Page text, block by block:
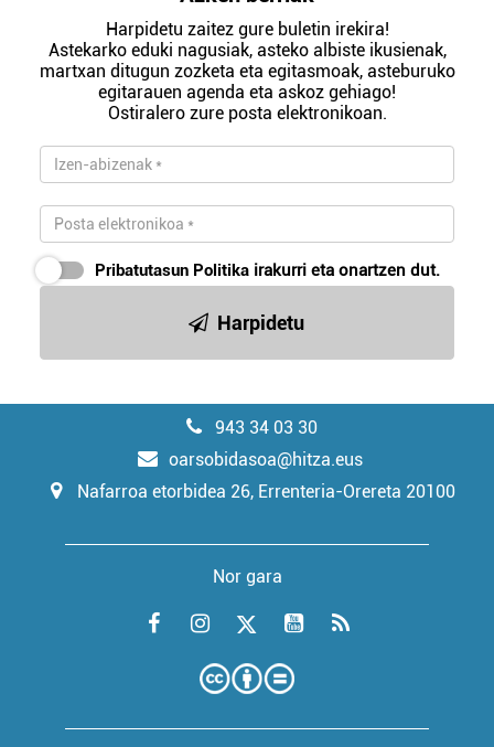
Harpidetu zaitez gure buletin irekira!
Astekarko eduki nagusiak, asteko albiste ikusienak,
martxan ditugun zozketa eta egitasmoak, asteburuko
egitarauen agenda eta askoz gehiago!
Ostiralero zure posta elektronikoan.
Pribatutasun Politika irakurri eta onartzen dut.
Harpidetu
943 34 03 30
oarsobidasoa@hitza.eus
Nafarroa etorbidea 26, Errenteria-Orereta 20100
Nor gara